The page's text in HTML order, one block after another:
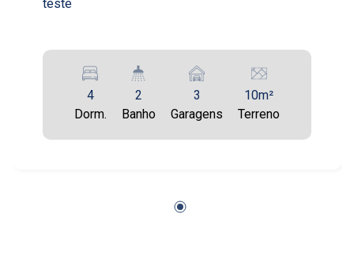
teste
4
Dorm.
2
Banho
3
Garagens
10m²
Terreno